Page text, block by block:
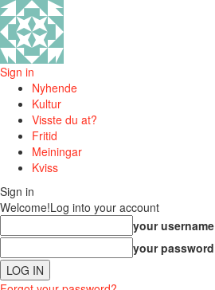
Sign in
Nyhende
Kultur
Visste du at?
Fritid
Meiningar
Kviss
Sign in
Welcome!Log into your account
your username
your password